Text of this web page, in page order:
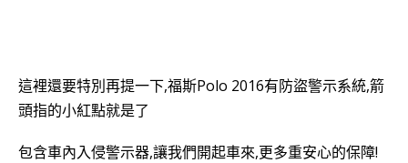
這裡還要特別再提一下,福斯Polo 2016有防盜警示系統,箭
頭指的小紅點就是了
包含車內入侵警示器,讓我們開起車來,更多重安心的保障!